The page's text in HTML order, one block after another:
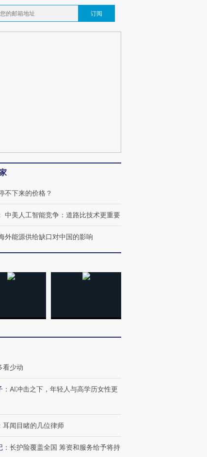
7万
含3种
育部长拱下台
飞地休达
链博
”接产
【特别呈现】寻找100种
CFO：不靠规模取胜，华
订阅
不下来的价格？
中美人工智能竞争：道路比技术更重要
外能源供给缺口对中国的影响
看少动
： AI冲击之下，年轻人与高学历女性更
耳闻目睹的几位律师
： 长护险覆盖全国 筹资和服务给予将持